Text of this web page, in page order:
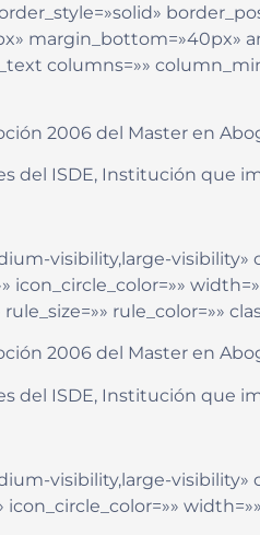
margin_bottom=»40px»
columns=»»
2006 del Master en
del ISDE, Institución que
visibility,large-visibility»
icon_circle_color=»»
rule_color=»»
2006 del Master en
del ISDE, Institución que
visibility,large-visibility»
icon_circle_color=»»